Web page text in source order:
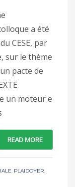
a été
CESE, par
sur le thème
pacte de
un moteur e
READ MORE
, PLAIDOYER,